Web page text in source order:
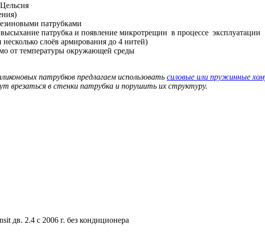
патрубками
патрубка и появление микротрещин в процессе эксплуатации
слоёв армирования до 4 нитей)
от температуры окружающей среды
патрубков предлагаем использовать силовые или пружинные
врезаться в стенки патрубка и порушить их структуру.
дв. 2.4 с 2006 г. без кондиционера